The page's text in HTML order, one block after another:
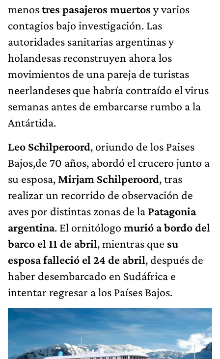
menostres pasajeros muertos y varios
contagios bajo investigación. Las
autoridades sanitarias argentinas y
holandesas reconstruyen ahora los
movimientos de una pareja de turistas
neerlandeses que habría contraído el virus
semanas antes de embarcarse rumbo a la
Antártida.
Leo Schilperoord, oriundo de los Paises
Bajos,de 70 años, abordó el crucero junto a
su esposa, Mirjam Schilperoord, tras
realizar un recorrido de observación de
aves por distintas zonas de la Patagonia
argentina. El ornitólogo murió a bordo del
barco el 11 de abril, mientras que su
esposa falleció el 24 de abril, después de
haber desembarcado en Sudáfrica e
intentar regresar a los Países Bajos.